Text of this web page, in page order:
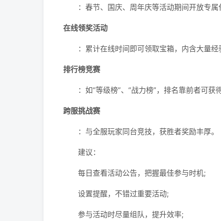
：春节、国庆、周年庆等活动期间开放专属
在线领奖活动
：累计在线时间即可领取宝箱，内含大量经
排行榜竞赛
：如“等级榜”、“战力榜”，排名靠前者可获
跨服挑战赛
：与全服玩家同台竞技，获胜者奖励丰厚。
建议：
每日查看活动公告，把握最佳参与时机;
设置提醒，不错过重要活动;
参与活动时尽量组队，提升效率;